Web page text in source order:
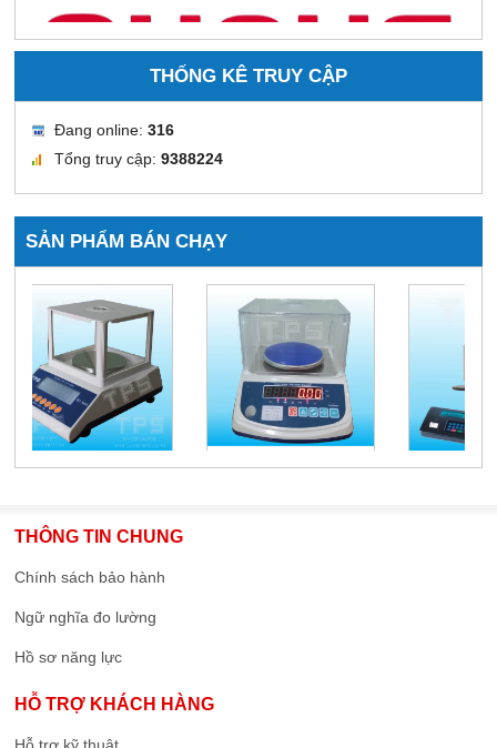
THỐNG KÊ TRUY CẬP
Đang online:316
Tổng truy cập:9388224
SẢN PHẨM BÁN CHẠY
THÔNG TIN CHUNG
Chính sách bảo hành
Ngữ nghĩa đo lường
Hồ sơ năng lực
HỖ TRỢ KHÁCH HÀNG